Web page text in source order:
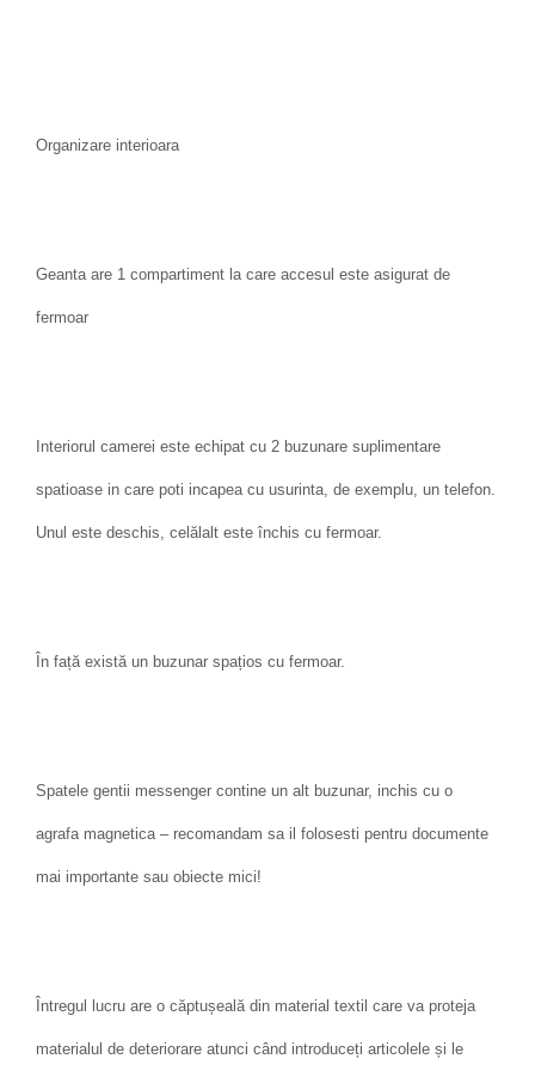
Organizare interioara
Geanta are 1 compartiment la care accesul este asigurat de
fermoar
Interiorul camerei este echipat cu 2 buzunare suplimentare
spatioase in care poti incapea cu usurinta, de exemplu, un telefon.
Unul este deschis, celălalt este închis cu fermoar.
În față există un buzunar spațios cu fermoar.
Spatele gentii messenger contine un alt buzunar, inchis cu o
agrafa magnetica – recomandam sa il folosesti pentru documente
mai importante sau obiecte mici!
Întregul lucru are o căptușeală din material textil care va proteja
materialul de deteriorare atunci când introduceți articolele și le